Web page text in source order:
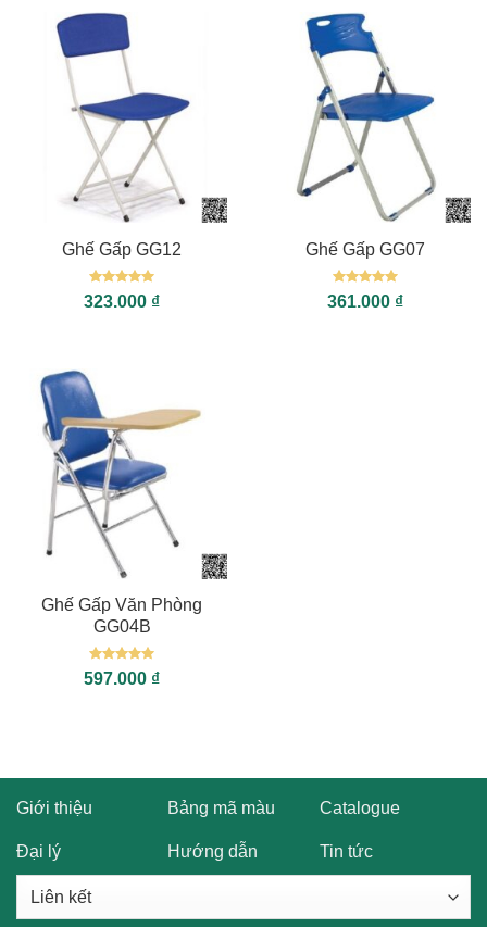
Ghế Gấp GG12
Được xếp
hạng55
323.000 ₫
Ghế Gấp GG07
Được xếp
hạng55
361.000 ₫
Ghế Gấp Văn Phòng
GG04B
Được xếp
hạng55
597.000 ₫
Giới thiệu Bảng mã màu Catalogue
Đại lý Hướng dẫn Tin tức